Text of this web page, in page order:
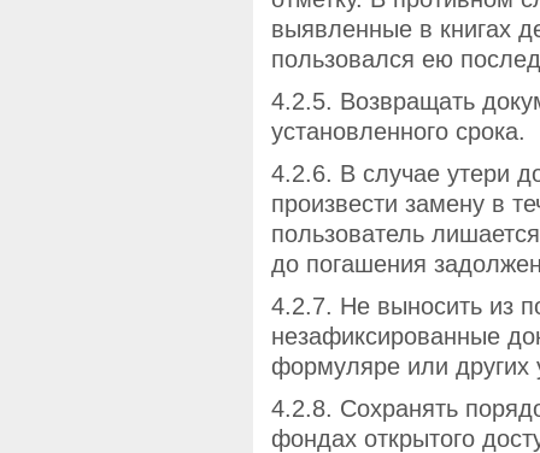
выявленные в книгах
пользовался ею
4.2.5. Возвращать
установленного срока.
4.2.6. В случае утери
произвести замену в
пользователь
до погашения
4.2.7. Не выносить из
незафиксированные
формуляре или других
4.2.8. Сохранять
фондах открытого